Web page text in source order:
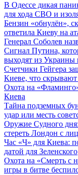
В Одессе дикая
для хода СВО и
Бензин «обнулён»,
ответила Киеву на
Генерал Соболев
Сигнал Путина,
выходят из Украины
Счетчики Гейгера
Киеве, что скрывают
Охота на
Киева
Тайна подземных
удар или месть
Оружие Судного
стереть Лондон с
Час «Ч» для Киева:
датой для Зеленского
Охота на «Смерть с
игры в битве